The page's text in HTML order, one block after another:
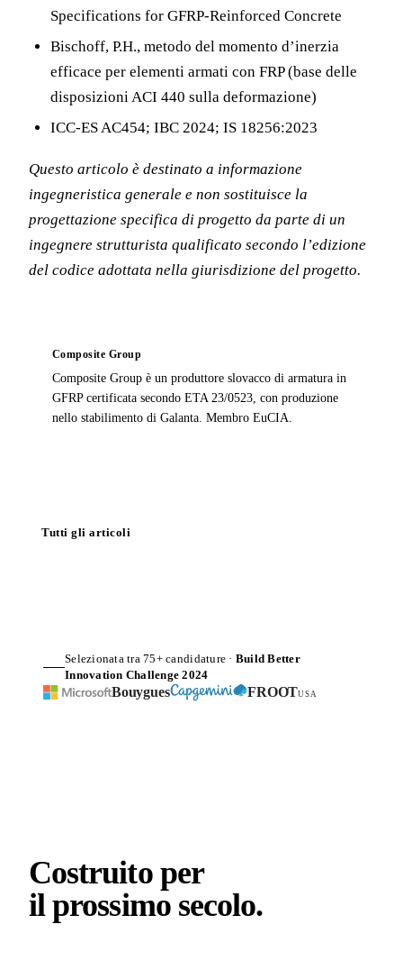
Specifications for GFRP-Reinforced Concrete
Bischoff, P.H., metodo del momento d’inerzia
efficace per elementi armati con FRP (base delle
disposizioni ACI 440 sulla deformazione)
ICC-ES AC454; IBC 2024; IS 18256:2023
Questo articolo è destinato a informazione
ingegneristica generale e non sostituisce la
progettazione specifica di progetto da parte di un
ingegnere strutturista qualificato secondo l’edizione
del codice adottata nella giurisdizione del progetto.
Composite Group
Composite Group è un produttore slovacco di armatura in
GFRP certificata secondo ETA 23/0523, con produzione
nello stabilimento di Galanta. Membro EuCIA.
Tutti gli articoli
Selezionata tra 75+ candidature · Build Better
Innovation Challenge 2024
Bouygues FROOTUSA
Costruito per
il prossimo secolo.